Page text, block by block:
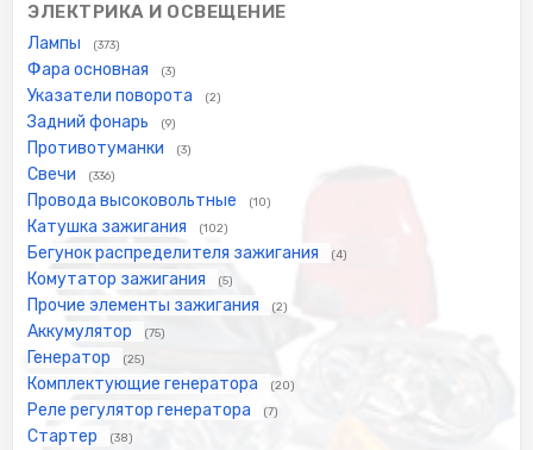
ЭЛЕКТРИКА И ОСВЕЩЕНИЕ
Лампы (373)
Фара основная (3)
Указатели поворота (2)
Задний фонарь (9)
Противотуманки (3)
Свечи (336)
Провода высоковольтные (10)
Катушка зажигания (102)
Бегунок распределителя зажигания (4)
Комутатор зажигания (5)
Прочие элементы зажигания (2)
Аккумулятор (75)
Генератор (25)
Комплектующие генератора (20)
Реле регулятор генератора (7)
Стартер (38)